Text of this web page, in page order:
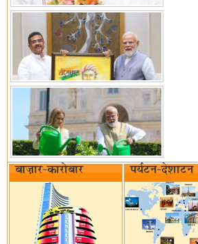
बाज़ार-कारोबार पर्यटन-देशाटन